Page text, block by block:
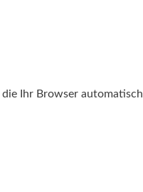
Ihr Browser